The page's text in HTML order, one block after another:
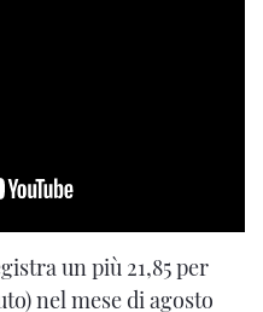
un più 21,85 per
nel mese di agosto